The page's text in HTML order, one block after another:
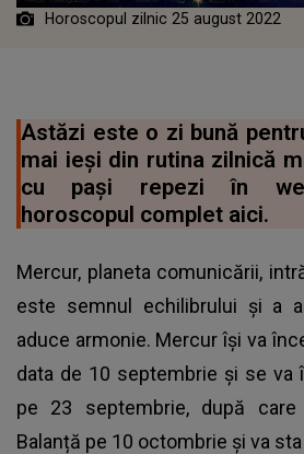
Horoscopul zilnic 25 august 2022
Astăzi este o zi bună
mai ieși din rutina zilnică
cu pași repezi în
horoscopul complet aici.
Mercur, planeta comunicării,
este semnul echilibrului și a
aduce armonie. Mercur își va
data de 10 septembrie și se va
pe 23 septembrie, după
Balanță pe 10 octombrie și va